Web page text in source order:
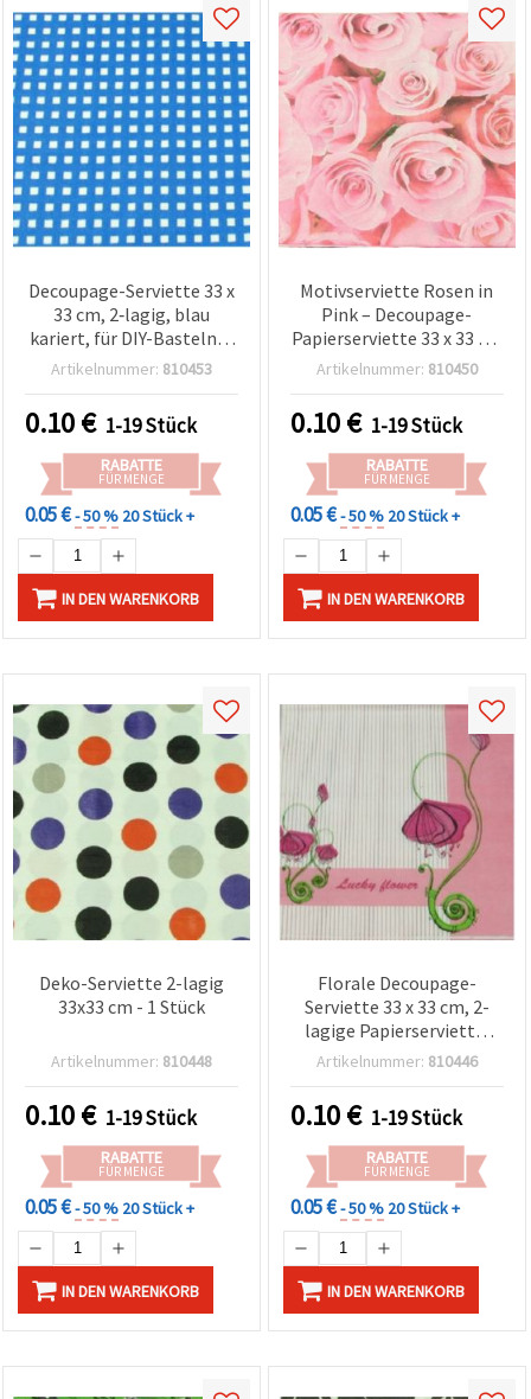
Decoupage-Serviette 33 x
33 cm, 2‑lagig, blau
kariert, für DIY-Basteln &
Collagen – 1 Stück
Artikelnummer: 810453
0.10€ 1-19 Stück
RABATTE
FÜR MENGE
0.05 €- 50 % 20 Stück +
IN DEN WARENKORB
Motivserviette Rosen in
Pink – Decoupage-
Papierserviette 33 x 33 cm
(Luncheon), 2‑lagig, 1
für DIY, Scrapbooking,
Collage & Mixed Media
Artikelnummer: 810450
0.10€ 1-19 Stück
RABATTE
FÜR MENGE
0.05 €- 50 % 20 Stück +
IN DEN WARENKORB
Deko-Serviette 2-lagig
33x33 cm - 1 Stück
Artikelnummer: 810448
0.10€ 1-19 Stück
RABATTE
FÜR MENGE
0.05 €- 50 % 20 Stück +
IN DEN WARENKORB
Florale Decoupage-
Serviette 33 x 33 cm, 2-
lagige Papierserviette,
Bastelbedarf für DIY-
Mixed Media - 1 Stück
Artikelnummer: 810446
0.10€ 1-19 Stück
RABATTE
FÜR MENGE
0.05 €- 50 % 20 Stück +
IN DEN WARENKORB